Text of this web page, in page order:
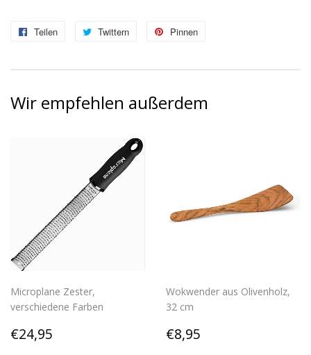
Teilen
teilen
Twittern
twittern
Pinnen
pinnen
Wir empfehlen außerdem
Microplane Zester,
verschiedene Farben
Normaler
Preis
€24,95
Wokwender aus Olivenholz,
32 cm
Normaler
Preis
€8,95